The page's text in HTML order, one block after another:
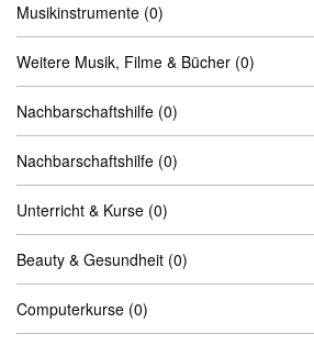
Musikinstrumente (0)
Weitere Musik, Filme & Bücher (0)
Nachbarschaftshilfe (0)
Nachbarschaftshilfe (0)
Unterricht & Kurse (0)
Beauty & Gesundheit (0)
Computerkurse (0)